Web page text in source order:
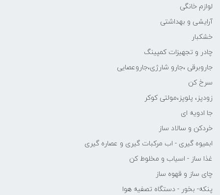
لوازم خانگی
آرایشی و بهداشتی
خشکبار
چادر و تجهیزات کمپینگ
جاروبرقی ،جارو شارژی،جاروعصایی
سرخ کن
زودپز، پلوپز،مولتی کوکر
جا ادویه ای
خردکن و سالاد ساز
ابمیوه گیری - اب مرکبات گیری و عصاره گیری
غذا ساز - اسیاب و مخلوط کن
چای ساز و قهوه ساز
پنکه- بخور - دستگاه تصفیه هوا